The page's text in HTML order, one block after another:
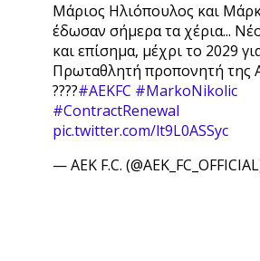
Μάριος Ηλιόπουλος και
έδωσαν σήμερα τα χέρια...
και επίσημα, μέχρι το 2029
Πρωταθλητή προπονητή της
????#AEKFC #MarkoNikolic
#ContractRenewal
pic.twitter.com/lt9L0ASSyc
— AEK F.C.